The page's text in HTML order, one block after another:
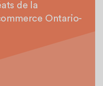
de la
Ontario-